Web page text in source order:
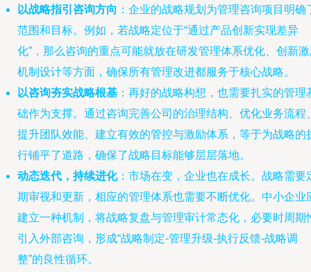
以战略指引咨询方向 ：企业的战略规划为管理咨询项目明确
范围和目标。例如，若战略定位于“通过产品创新实现差异
化”，那么咨询的重点可能就放在研发管理体系优化、创新
机制设计等方面，确保所有管理改进都服务于核心战略。
以咨询夯实战略根基 ：再好的战略构想，也需要扎实的管理
础作为支撑。通过咨询完善公司的治理结构、优化业务流程
提升团队效能、建立有效的管控与激励体系，等于为战略的
行铺平了道路，确保了战略目标能够层层落地。
动态迭代，持续进化：市场在变，企业也在成长。战略需要
期审视和更新，相应的管理体系也需要不断优化。中小企业
建立一种机制，将战略复盘与管理审计常态化，必要时周期
引入外部咨询，形成“战略制定-管理升级-执行反馈-战略调
整”的良性循环。